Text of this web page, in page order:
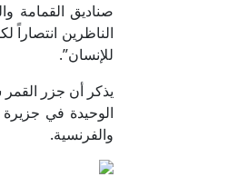
صناديق القمامة
الناظرين انتصاراً
للإنسان”.
يذكر أن جزر
الوحيدة في جزيرة
والفرنسية.